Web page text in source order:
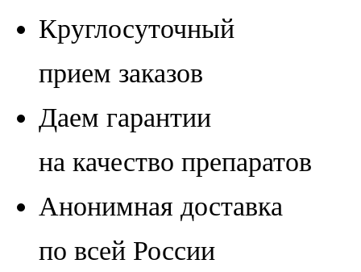
Круглосуточный
прием заказов
Даем гарантии
на качество препаратов
Анонимная доставка
по всей России